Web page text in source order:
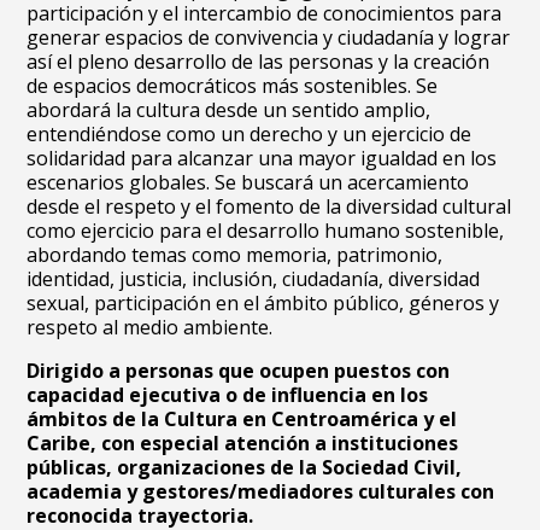
participación y el intercambio de conocimientos para
generar espacios de convivencia y ciudadanía y lograr
así el pleno desarrollo de las personas y la creación
de espacios democráticos más sostenibles. Se
abordará la cultura desde un sentido amplio,
entendiéndose como un derecho y un ejercicio de
solidaridad para alcanzar una mayor igualdad en los
escenarios globales. Se buscará un acercamiento
desde el respeto y el fomento de la diversidad cultural
como ejercicio para el desarrollo humano sostenible,
abordando temas como memoria, patrimonio,
identidad, justicia, inclusión, ciudadanía, diversidad
sexual, participación en el ámbito público, géneros y
respeto al medio ambiente.
Dirigido a personas que ocupen puestos con
capacidad ejecutiva o de influencia en los
ámbitos de la Cultura en Centroamérica y el
Caribe, con especial atención a instituciones
públicas, organizaciones de la Sociedad Civil,
academia y gestores/mediadores culturales con
reconocida trayectoria.